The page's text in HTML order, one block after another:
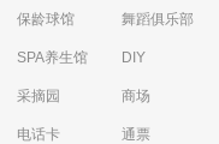
保龄球馆 舞蹈俱乐部
SPA养生馆 DIY
采摘园 商场
电话卡 通票